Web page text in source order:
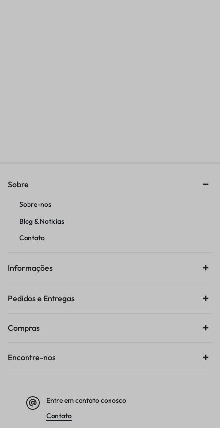
Sobre
Sobre-nos
Blog & Noticias
Contato
Informações
Pedidos e Entregas
Compras
Encontre-nos
Entre em contato conosco
Contato